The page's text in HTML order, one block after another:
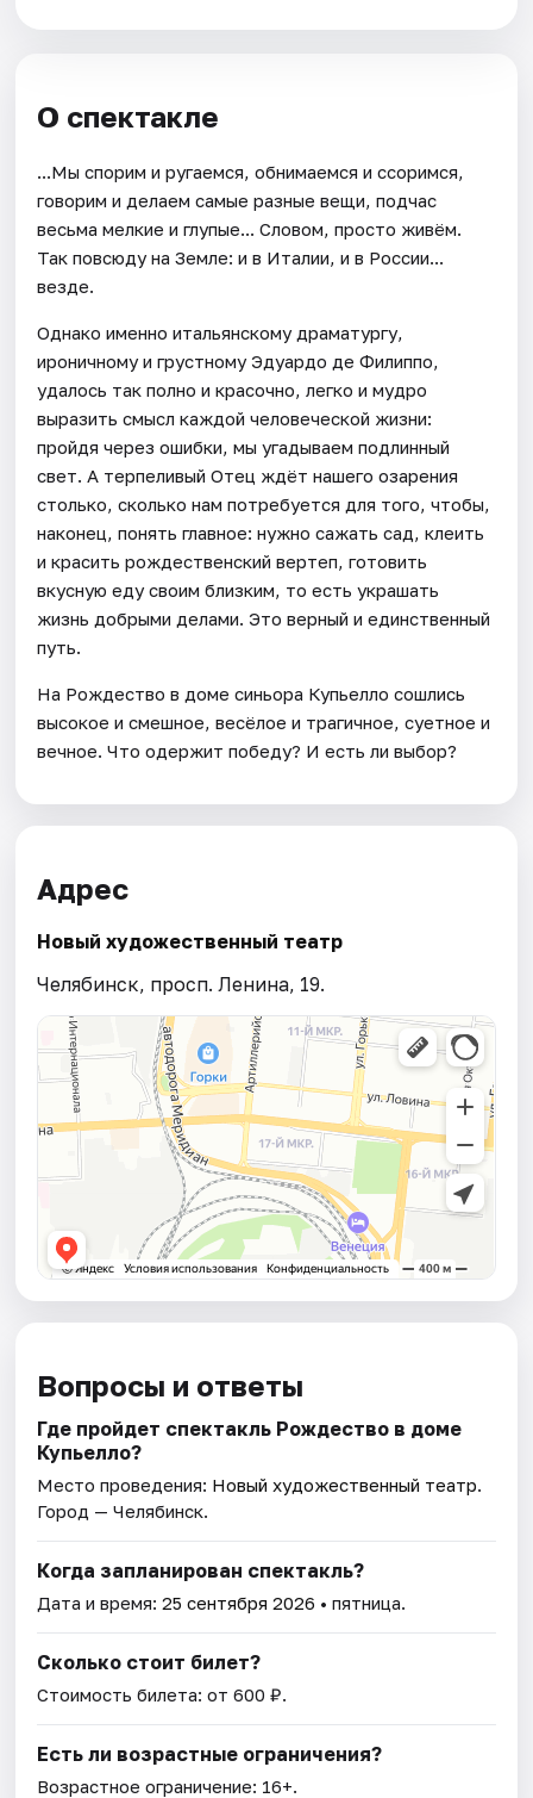
О спектакле
...Мы спорим и ругаемся, обнимаемся и ссоримся,
говорим и делаем самые разные вещи, подчас
весьма мелкие и глупые... Словом, просто живём.
Так повсюду на Земле: и в Италии, и в России...
везде.
Однако именно итальянскому драматургу,
ироничному и грустному Эдуардо де Филиппо,
удалось так полно и красочно, легко и мудро
выразить смысл каждой человеческой жизни:
пройдя через ошибки, мы угадываем подлинный
свет. А терпеливый Отец ждёт нашего озарения
столько, сколько нам потребуется для того, чтобы,
наконец, понять главное: нужно сажать сад, клеить
и красить рождественский вертеп, готовить
вкусную еду своим близким, то есть украшать
жизнь добрыми делами. Это верный и единственный
путь.
На Pождество в доме синьора Купьелло сошлись
высокое и смешное, весёлое и трагичное, суетное и
вечное. Что одержит победу? И есть ли выбор?
Адрес
Новый художественный театр
Челябинск, просп. Ленина, 19.
Вопросы и ответы
Где пройдет спектакль Рождество в доме
Купьелло?
Место проведения: Новый художественный театр.
Город — Челябинск.
Когда запланирован спектакль?
Дата и время:25 сентября 2026 • пятница.
Сколько стоит билет?
Стоимость билета: от 600 ₽.
Есть ли возрастные ограничения?
Возрастное ограничение: 16+.